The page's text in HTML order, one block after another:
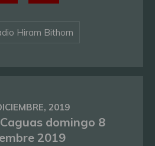
Hiram Bithorn
2019
domingo 8
2019